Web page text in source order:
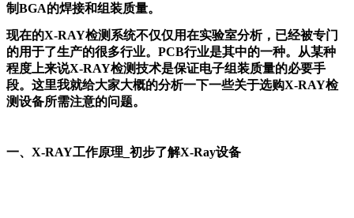
制BGA的焊接和组装质量。
现在的X-RAY检测系统不仅仅用在实验室分析，已经被专门
的用于了生产的很多行业。PCB行业是其中的一种。从某种
程度上来说X-RAY检测技术是保证电子组装质量的必要手
段。这里我就给大家大概的分析一下一些关于选购X-RAY检
测设备所需注意的问题。
一、X-RAY工作原理_初步了解X-Ray设备